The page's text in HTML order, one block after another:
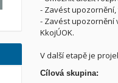
- Zavést
- Zavést upozornění
KkojÚOK.
V další etapě je
Cílová skupina: